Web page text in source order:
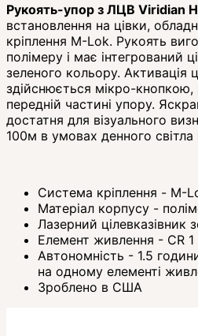
Рукоять-упор з ЛЦВ Viridian
встановлення на цівки,
кріплення M-Lok. Рукоять
полімеру і має інтегрований
зеленого кольору. Активація
здійснюється мікро-
передній частині упору.
достатня для візуального
100м в умовах денного світла
Система кріплення - M-
Матеріал корпусу -
Лазерний цілевказівник
Елемент живлення - СR 1
Автономність - 1.5
на одному елементі
Зроблено в США